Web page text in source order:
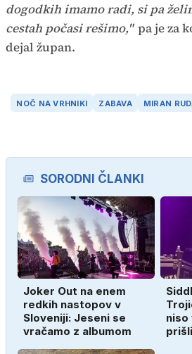
dogodkih imamo radi, si pa
cestah počasi rešimo," pa je za
dejal župan.
NOČ NA VRHNIKI ZABAVA MIRAN
SORODNI ČLANKI
Joker Out na enem
redkih nastopov v
Sloveniji: Jeseni se
vračamo z albumom
niso
prišli